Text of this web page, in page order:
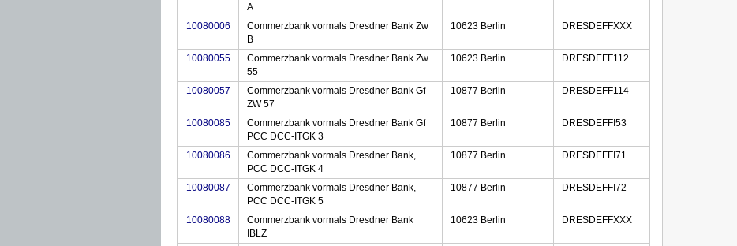
A
10080006
Commerzbank vormals Dresdner Bank Zw
B
10623 Berlin DRESDEFFXXX
10080055
Commerzbank vormals Dresdner Bank Zw
55
10623 Berlin DRESDEFF112
10080057
Commerzbank vormals Dresdner Bank Gf
ZW 57
10877 Berlin DRESDEFF114
10080085
Commerzbank vormals Dresdner Bank Gf
PCC DCC-ITGK 3
10877 Berlin DRESDEFFI53
10080086
Commerzbank vormals Dresdner Bank,
PCC DCC-ITGK 4
10877 Berlin DRESDEFFI71
10080087
Commerzbank vormals Dresdner Bank,
PCC DCC-ITGK 5
10877 Berlin DRESDEFFI72
10080088
Commerzbank vormals Dresdner Bank
IBLZ
10623 Berlin DRESDEFFXXX